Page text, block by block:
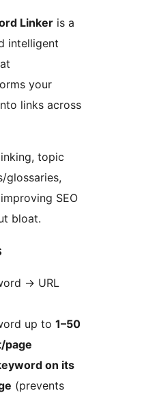
Linker is a
intelligent
your
links across
topic
glossaries,
SEO
bloat.
→ URL
up to 1–50
page
on its
(prevents